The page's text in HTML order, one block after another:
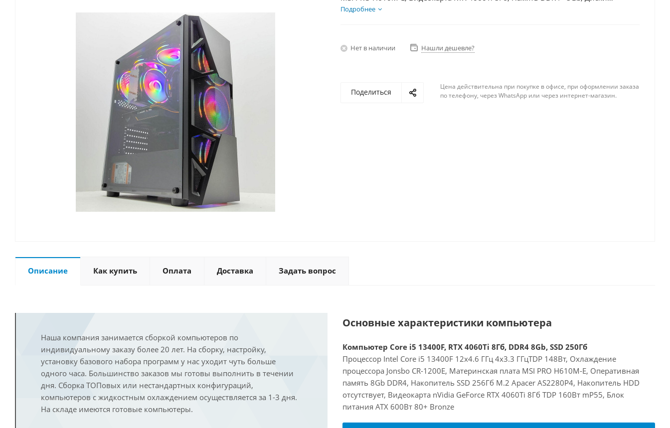
SSD 250Гб, БП 600Вт
Подробнее
Нет в наличии Нашли дешевле?
Поделиться
Цена действительна при покупке в офисе, при оформлении заказа
по телефону, через WhatsApp или через интернет-магазин.
Описание Как купить Оплата Доставка Задать вопрос
Наша компания занимается сборкой компьютеров по
индивидуальному заказу более 20 лет. На сборку, настройку,
установку базового набора программ у нас уходит чуть больше
одного часа. Большинство заказов мы готовы выполнить в течении
дня. Сборка ТОПовых или нестандартных конфигураций,
компьютеров с жидкостным охлаждением осуществляется за 1-3 дня.
На складе имеются готовые компьютеры.
Основные характеристики компьютера
Компьютер Core i5 13400F, RTX 4060Ti 8Гб, DDR4 8Gb, SSD 250Гб
Процессор Intel Core i5 13400F 12x4.6 ГГц 4x3.3 ГГцTDP 148Вт, Охлаждение
процессора Jonsbo CR-1200E, Материнская плата MSI PRO H610M-E, Оперативная
память 8Gb DDR4, Накопитель SSD 256Гб M.2 Apacer AS2280P4, Накопитель HDD
отсутствует, Видеокарта nVidia GeForce RTX 4060Ti 8Гб TDP 160Вт mP55, Блок
питания ATX 600Вт 80+ Bronze